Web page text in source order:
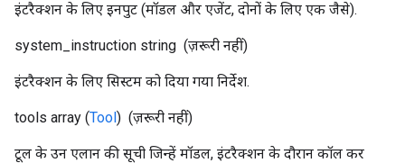
इंटरैक्शन के लिए इनपुट (मॉडल और एजेंट, दोनों के लिए एक जैसे).
system_instruction string (ज़रूरी नहीं)
इंटरैक्शन के लिए सिस्टम को दिया गया निर्देश.
tools array (Tool) (ज़रूरी नहीं)
टूल के उन एलान की सूची जिन्हें मॉडल, इंटरैक्शन के दौरान कॉल कर